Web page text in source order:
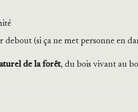
debout (si ça ne met personne en
de la forêt, du bois vivant au